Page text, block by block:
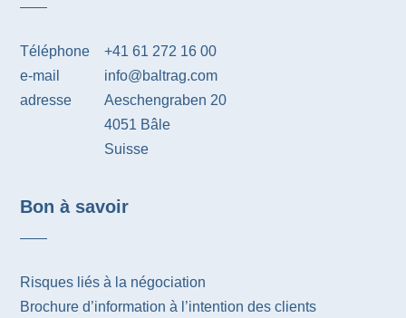
Téléphone
+41 61 272 16 00
e-mail
info@baltrag.com
adresse
Aeschengraben 20
4051 Bâle
Suisse
Bon à savoir
Risques liés à la négociation
Brochure d’information à l’intention des clients